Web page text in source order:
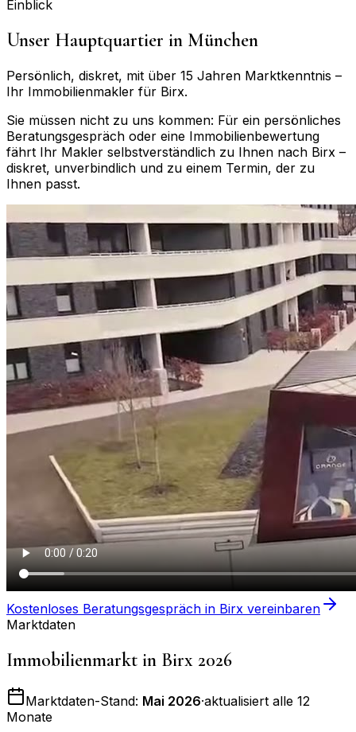
Einblick
Unser Hauptquartier in München
Persönlich, diskret, mit über 15 Jahren Marktkenntnis –
Ihr Immobilienmakler für Birx.
Sie müssen nicht zu uns kommen: Für ein persönliches
Beratungsgespräch oder eine Immobilienbewertung
fährt Ihr Makler selbstverständlich zu Ihnen nach Birx –
diskret, unverbindlich und zu einem Termin, der zu
Ihnen passt.
Kostenloses Beratungsgespräch in Birx vereinbaren
Marktdaten
Immobilienmarkt in Birx 2026
Marktdaten-Stand: Mai 2026·aktualisiert alle 12
Monate